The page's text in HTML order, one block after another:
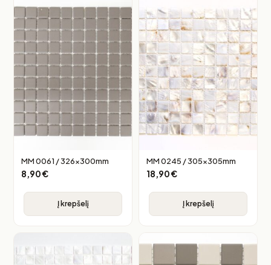
MM 0061 / 326x300mm
8,90€
Į krepšelį
MM 0245 / 305x305mm
18,90€
Į krepšelį